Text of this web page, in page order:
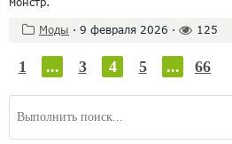
Моды · 9 февраля 2026 · 125
1 ... 3 4 5 ... 66